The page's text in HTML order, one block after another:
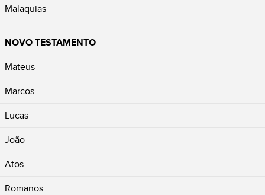
Malaquias
NOVO TESTAMENTO
Mateus
Marcos
Lucas
João
Atos
Romanos